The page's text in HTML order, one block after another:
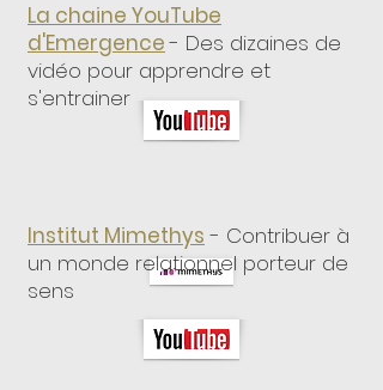
La chaine YouTube
d'Emergence - Des dizaines de
vidéo pour apprendre et
s'entrainer
Institut Mimethys - Contribuer à
un monde relationnel porteur de
sens